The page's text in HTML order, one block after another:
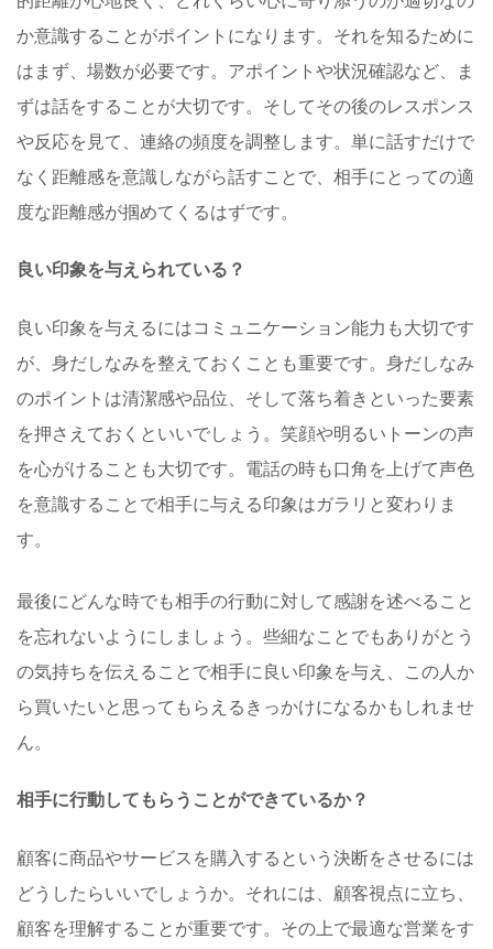
か意識することがポイントになります。それを知るために
はまず、場数が必要です。アポイントや状況確認など、ま
ずは話をすることが大切です。そしてその後のレスポンス
や反応を見て、連絡の頻度を調整します。単に話すだけで
なく距離感を意識しながら話すことで、相手にとっての適
度な距離感が掴めてくるはずです。
良い印象を与えられている？
良い印象を与えるにはコミュニケーション能力も大切です
が、身だしなみを整えておくことも重要です。身だしなみ
のポイントは清潔感や品位、そして落ち着きといった要素
を押さえておくといいでしょう。笑顔や明るいトーンの声
を心がけることも大切です。電話の時も口角を上げて声色
を意識することで相手に与える印象はガラリと変わりま
す。
最後にどんな時でも相手の行動に対して感謝を述べること
を忘れないようにしましょう。些細なことでもありがとう
の気持ちを伝えることで相手に良い印象を与え、この人か
ら買いたいと思ってもらえるきっかけになるかもしれませ
ん。
相手に行動してもらうことができているか？
顧客に商品やサービスを購入するという決断をさせるには
どうしたらいいでしょうか。それには、顧客視点に立ち、
顧客を理解することが重要です。その上で最適な営業をす